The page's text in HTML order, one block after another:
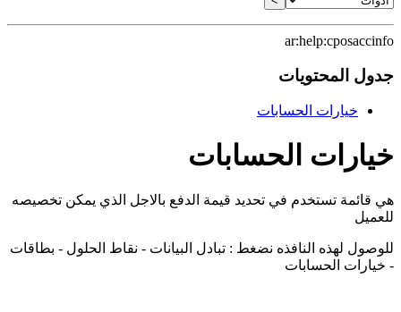
ar:help:cposaccinfo
جدول المحتويات
خيارات الحسابات
خيارات الحسابات
هي قائمة تستخدم في تحديد قيمة الدفع بالاجل الذي يمكن تخصيصه
للعميل
للوصول لهذه النافذه نضغط : تبادل البيانات - نقاط الحلول - بطاقات
- خيارات الحسابات